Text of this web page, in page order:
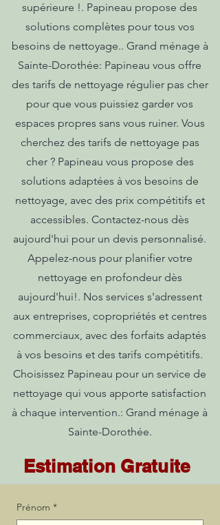
supérieure !. Papineau propose des
solutions complètes pour tous vos
besoins de nettoyage.. Grand ménage à
Sainte-Dorothée: Papineau vous offre
des tarifs de nettoyage régulier pas cher
pour que vous puissiez garder vos
espaces propres sans vous ruiner. Vous
cherchez des tarifs de nettoyage pas
cher ? Papineau vous propose des
solutions adaptées à vos besoins de
nettoyage, avec des prix compétitifs et
accessibles. Contactez-nous dès
aujourd'hui pour un devis personnalisé.
Appelez-nous pour planifier votre
nettoyage en profondeur dès
aujourd'hui!. Nos services s'adressent
aux entreprises, copropriétés et centres
commerciaux, avec des forfaits adaptés
à vos besoins et des tarifs compétitifs.
Choisissez Papineau pour un service de
nettoyage qui vous apporte satisfaction
à chaque intervention.: Grand ménage à
Sainte-Dorothée.
Estimation Gratuite
Prénom *